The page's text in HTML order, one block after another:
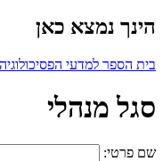
הינך נמצא כאן
בית הספר למדעי הפסיכולוגיה
סגל מנהלי
שם פרטי: